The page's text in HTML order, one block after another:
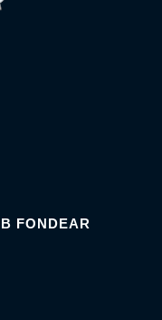
FONDEAR